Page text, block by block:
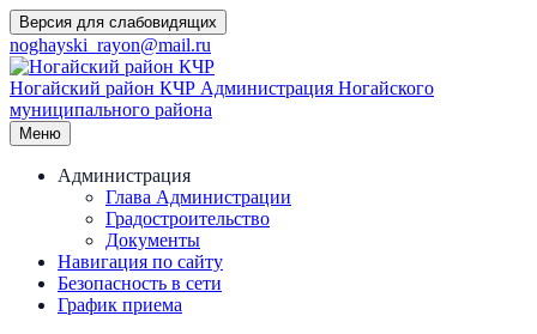
Перейти
к
содержимому
Версия для слабовидящих
noghayski_rayon@mail.ru
Ногайский район КЧР Администрация Ногайского
муниципального района
Меню
Администрация
Глава Администрации
Градостроительство
Документы
Навигация по сайту
Безопасность в сети
График приема